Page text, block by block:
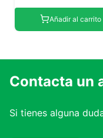
Añadir al carrito
Contacta un
Si tienes alguna